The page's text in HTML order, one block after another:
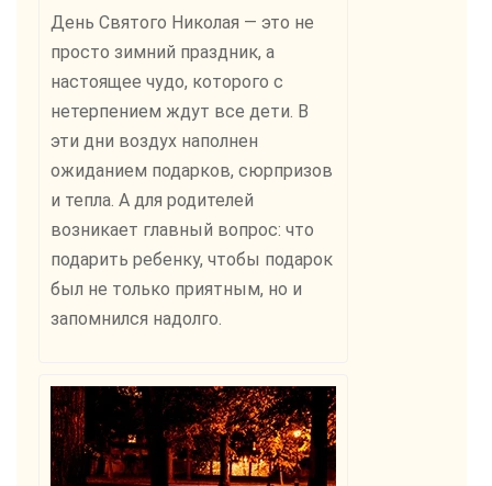
День Святого Николая — это не
просто зимний праздник, а
настоящее чудо, которого с
нетерпением ждут все дети. В
эти дни воздух наполнен
ожиданием подарков, сюрпризов
и тепла. А для родителей
возникает главный вопрос: что
подарить ребенку, чтобы подарок
был не только приятным, но и
запомнился надолго.